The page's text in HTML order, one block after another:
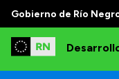
Gobierno de Río